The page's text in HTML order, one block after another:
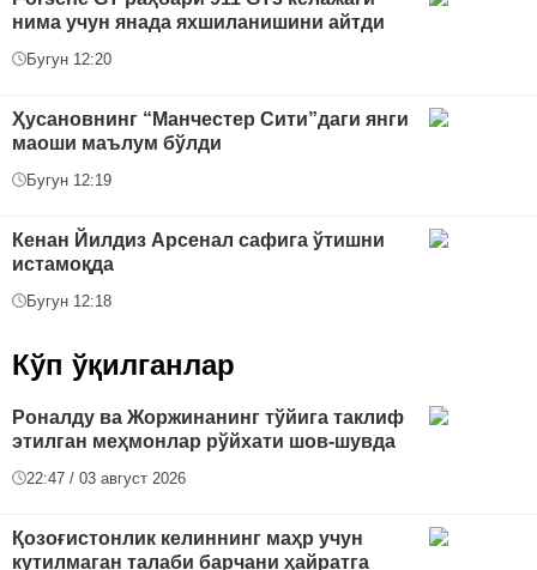
нима учун янада яхшиланишини айтди
Бугун 12:20
Ҳусановнинг “Манчестер Сити”даги янги
маоши маълум бўлди
Бугун 12:19
Кенан Йилдиз Арсенал сафига ўтишни
истамоқда
Бугун 12:18
Кўп ўқилганлар
Роналду ва Жоржинанинг тўйига таклиф
этилган меҳмонлар рўйхати шов-шувда
22:47 / 03 август 2026
Қозоғистонлик келиннинг маҳр учун
кутилмаган талаби барчани ҳайратга